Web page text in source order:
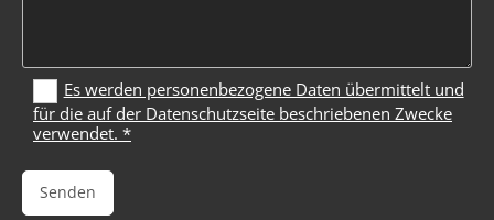
Es werden personenbezogene Daten übermittelt und
für die auf der Datenschutzseite beschriebenen Zwecke
verwendet. *